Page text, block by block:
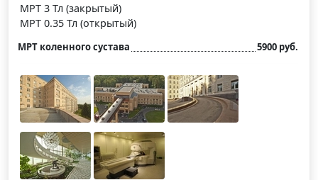
МРТ 3 Тл (закрытый)
МРТ 0.35 Тл (открытый)
МРТ коленного сустава 5900 руб.